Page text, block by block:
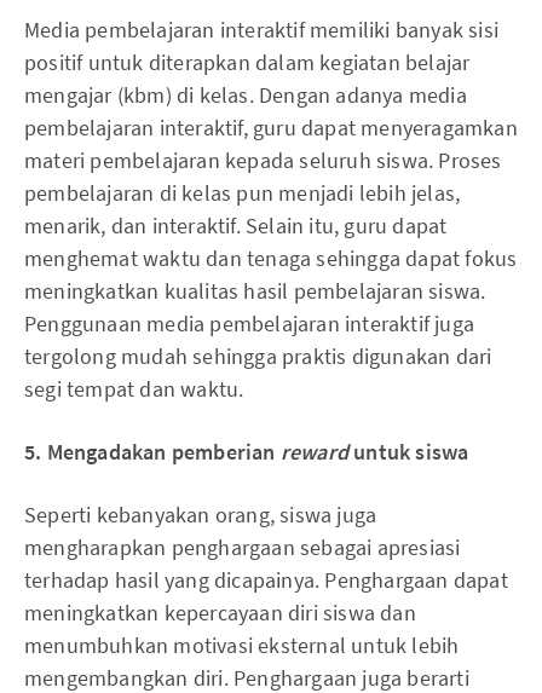
Media pembelajaran interaktif memiliki banyak sisi
positif untuk diterapkan dalam kegiatan belajar
mengajar (kbm) di kelas. Dengan adanya media
pembelajaran interaktif, guru dapat menyeragamkan
materi pembelajaran kepada seluruh siswa. Proses
pembelajaran di kelas pun menjadi lebih jelas,
menarik, dan interaktif. Selain itu, guru dapat
menghemat waktu dan tenaga sehingga dapat fokus
meningkatkan kualitas hasil pembelajaran siswa.
Penggunaan media pembelajaran interaktif juga
tergolong mudah sehingga praktis digunakan dari
segi tempat dan waktu.
5. Mengadakan pemberian rewarduntuk siswa
Seperti kebanyakan orang, siswa juga
mengharapkan penghargaan sebagai apresiasi
terhadap hasil yang dicapainya. Penghargaan dapat
meningkatkan kepercayaan diri siswa dan
menumbuhkan motivasi eksternal untuk lebih
mengembangkan diri. Penghargaan juga berarti